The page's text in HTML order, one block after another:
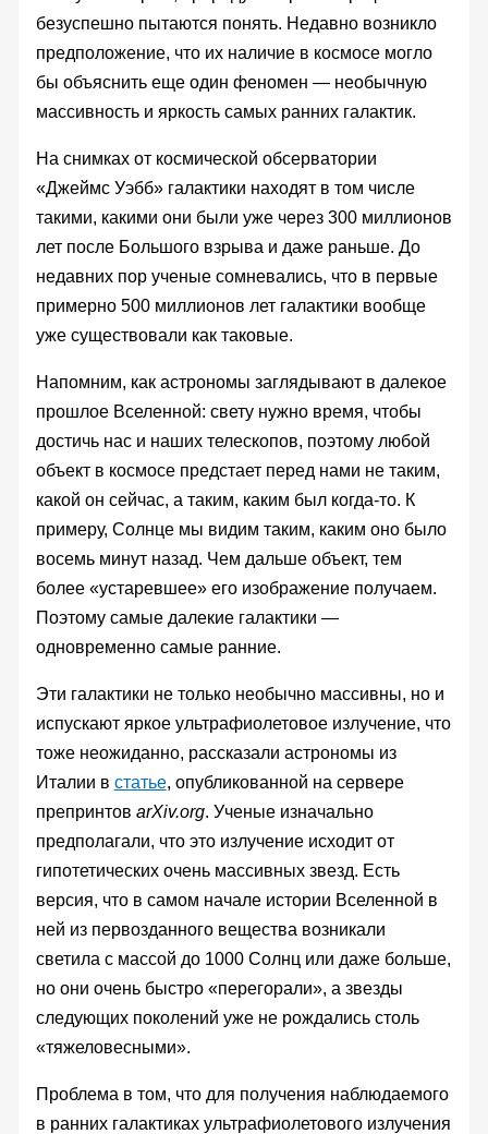
безуспешно пытаются понять. Недавно возникло
предположение, что их наличие в космосе могло
бы объяснить еще один феномен — необычную
массивность и яркость самых ранних галактик.
На снимках от космической обсерватории
«Джеймс Уэбб» галактики находят в том числе
такими, какими они были уже через 300 миллионов
лет после Большого взрыва и даже раньше. До
недавних пор ученые сомневались, что в первые
примерно 500 миллионов лет галактики вообще
уже существовали как таковые.
Напомним, как астрономы заглядывают в далекое
прошлое Вселенной: свету нужно время, чтобы
достичь нас и наших телескопов, поэтому любой
объект в космосе предстает перед нами не таким,
какой он сейчас, а таким, каким был когда-то. К
примеру, Солнце мы видим таким, каким оно было
восемь минут назад. Чем дальше объект, тем
более «устаревшее» его изображение получаем.
Поэтому самые далекие галактики —
одновременно самые ранние.
Эти галактики не только необычно массивны, но и
испускают яркое ультрафиолетовое излучение, что
тоже неожиданно, рассказали астрономы из
Италии в статье, опубликованной на сервере
препринтов arXiv.org. Ученые изначально
предполагали, что это излучение исходит от
гипотетических очень массивных звезд. Есть
версия, что в самом начале истории Вселенной в
ней из первозданного вещества возникали
светила с массой до 1000 Солнц или даже больше,
но они очень быстро «перегорали», а звезды
следующих поколений уже не рождались столь
«тяжеловесными».
Проблема в том, что для получения наблюдаемого
в ранних галактиках ультрафиолетового излучения